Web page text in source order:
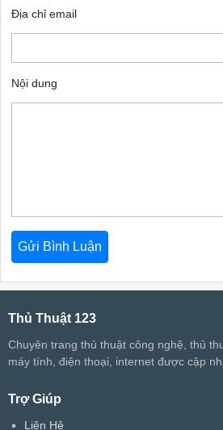
Địa chỉ email
Nội dung
Thủ Thuật 123
Chuyên trang thủ thuật công nghệ, thủ
máy tính, điện thoại, internet được cập
Trợ Giúp
Liên Hệ